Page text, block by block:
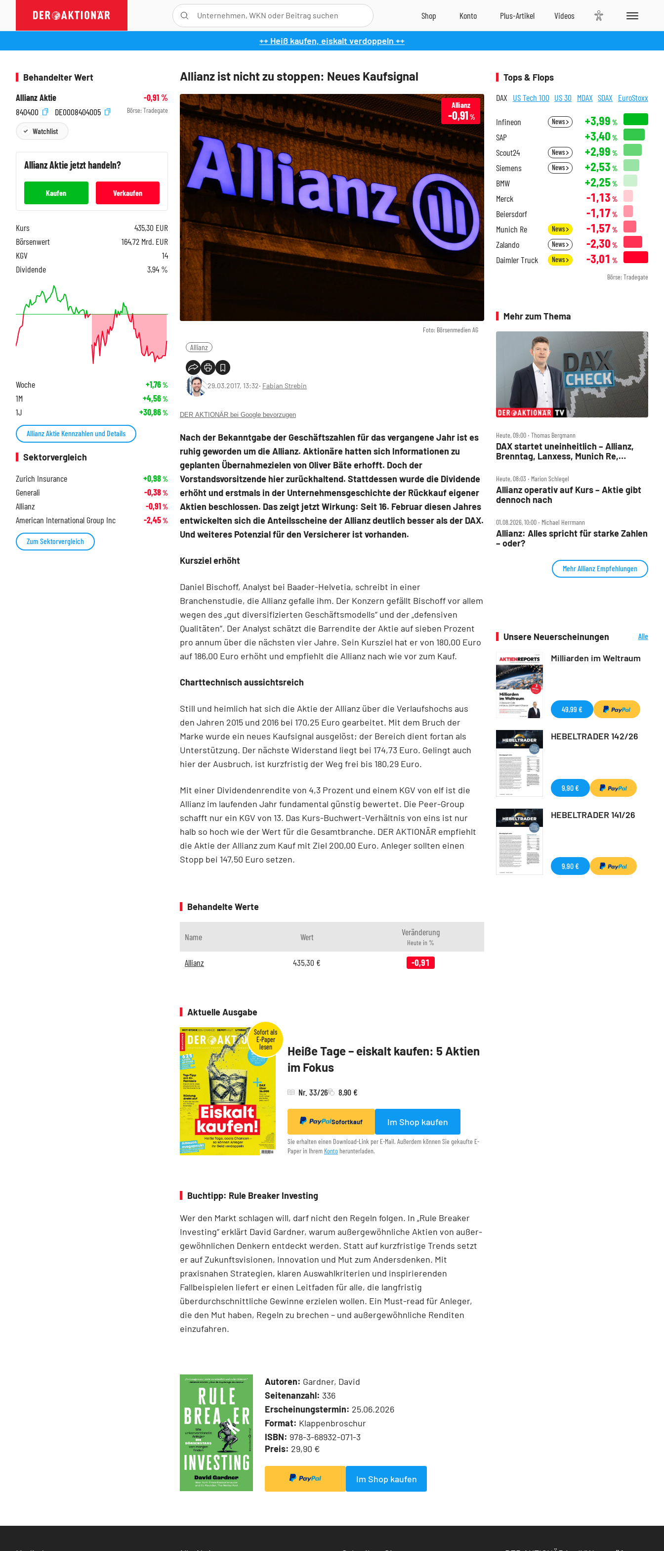
++ Heiß kaufen, eiskalt verdoppeln ++
Allianz ist nicht zu stoppen: Neues Kaufsignal
Foto: Börsenmedien AG
Allianz
-0,91 %
Allianz
29.03.2017, 13:32‧ Fabian Strebin
DER AKTIONÄR bei Google bevorzugen
Nach der Bekanntgabe der Geschäftszahlen für das vergangene Jahr ist es
ruhig geworden um die Allianz. Aktionäre hatten sich Informationen zu
geplanten Übernahmezielen von Oliver Bäte erhofft. Doch der
Vorstandsvorsitzende hier zurückhaltend. Stattdessen wurde die Dividende
erhöht und erstmals in der Unternehmensgeschichte der Rückkauf eigener
Aktien beschlossen. Das zeigt jetzt Wirkung: Seit 16. Februar diesen Jahres
entwickelten sich die Anteilsscheine der Allianz deutlich besser als der DAX.
Und weiteres Potenzial für den Versicherer ist vorhanden.
Kursziel erhöht
Daniel Bischoff, Analyst bei Baader-Helvetia, schreibt in einer
Branchenstudie, die Allianz gefalle ihm. Der Konzern gefällt Bischoff vor allem
wegen des „gut diversifizierten Geschäftsmodells“ und der „defensiven
Qualitäten“. Der Analyst schätzt die Barrendite der Aktie auf sieben Prozent
pro annum über die nächsten vier Jahre. Sein Kursziel hat er von 180,00 Euro
auf 186,00 Euro erhöht und empfiehlt die Allianz nach wie vor zum Kauf.
Charttechnisch aussichtsreich
Still und heimlich hat sich die Aktie der Allianz über die Verlaufshochs aus
den Jahren 2015 und 2016 bei 170,25 Euro gearbeitet. Mit dem Bruch der
Marke wurde ein neues Kaufsignal ausgelöst; der Bereich dient fortan als
Unterstützung. Der nächste Widerstand liegt bei 174,73 Euro. Gelingt auch
hier der Ausbruch, ist kurzfristig der Weg frei bis 180,29 Euro.
Mit einer Dividendenrendite von 4,3 Prozent und einem KGV von elf ist die
Allianz im laufenden Jahr fundamental günstig bewertet. Die Peer-Group
schafft nur ein KGV von 13. Das Kurs-Buchwert-Verhältnis von eins ist nur
halb so hoch wie der Wert für die Gesamtbranche. DER AKTIONÄR empfiehlt
die Aktie der Allianz zum Kauf mit Ziel 200,00 Euro. Anleger sollten einen
Stopp bei 147,50 Euro setzen.
Behandelte Werte
Name Wert Veränderung
Heute in %
Allianz 435,30 € -0,91
Aktuelle Ausgabe
Heiße Tage – eiskalt kaufen: 5 Aktien
im Fokus
Nr. 33/26 8,90 €
Sofortkauf Im Shop kaufen
Sie erhalten einen Download-Link per E-Mail. Außerdem können Sie gekaufte E-
Paper in Ihrem Konto herunterladen.
Buchtipp: Rule Breaker Investing
Wer den Markt schlagen will, darf nicht den Regeln folgen. In „Rule Breaker
Investing“ erklärt David Gardner, warum außergewöhnliche Aktien von außer­
gewöhnlichen Denkern entdeckt werden. Statt auf kurzfristige Trends setzt
er auf Zukunftsvisionen, Innovation und Mut zum Andersdenken. Mit
praxisnahen Strategien, klaren Auswahlkriterien und inspirierenden
Fallbeispielen liefert er einen Leit­faden für alle, die langfristig
überdurchschnittliche Gewinne erzielen wollen. Ein Must-read für Anleger,
die den Mut haben, Regeln zu brechen – und außergewöhnliche Renditen
einzufahren.
Autoren: Gardner, David
Seitenanzahl: 336
Erscheinungstermin: 25.06.2026
Format: Klappenbroschur
ISBN: 978-3-68932-071-3
Preis: 29,90 €
Im Shop kaufen
Behandelter Wert
Allianz Aktie
-0,91%
840400
DE0008404005 Börse: Tradegate
Watchlist
AllianzAktie jetzt handeln?
Kaufen Verkaufen
Kurs 435,30 EUR
Börsenwert
164,72 Mrd. EUR
KGV
14
Dividende
3,94 %
Woche +1,76%
1M +4,56%
1J +30,86%
Allianz Aktie Kennzahlen und Details
Sektorvergleich
Zurich Insurance
+0,98%
Generali -0,38%
Allianz -0,91%
American International Group Inc -2,45%
Zum Sektorvergleich
Tops & Flops
DAX US Tech 100 US 30 MDAX SDAX EuroStoxx
Infineon News +3,99 %
SAP +3,40 %
Scout24 News +2,99 %
Siemens News +2,53 %
BMW +2,25 %
Merck -1,13 %
Beiersdorf -1,17 %
Munich Re News -1,57 %
Zalando News -2,30 %
Daimler Truck News -3,01 %
Börse: Tradegate
Mehr zum Thema
Heute, 09:00 ‧ Thomas Bergmann
DAX startet uneinheitlich – Allianz,
Brenntag, Lanxess, Munich Re,
Heute, 08:03 ‧ Marion Schlegel
Allianz operativ auf Kurs – Aktie gibt
dennoch nach
01.08.2026, 10:00 ‧ Michael Herrmann
Allianz: Alles spricht für starke Zahlen
– oder?
Mehr Allianz Empfehlungen
Unsere Neuerscheinungen
Alle
Milliarden im Weltraum
49,99 €
HEBELTRADER 142/26
9,90 €
HEBELTRADER 141/26
9,90 €